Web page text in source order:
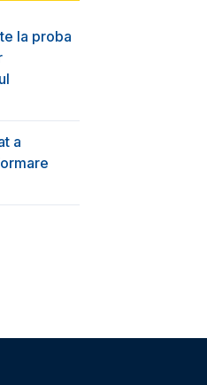
la proba
a